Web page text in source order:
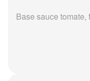
Base sauce